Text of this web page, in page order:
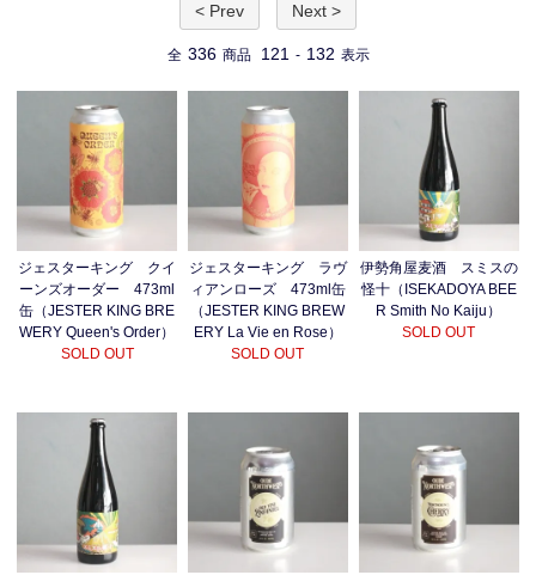
< Prev Next >
全 336 商品 121 - 132 表示
ジェスターキング クイ
ーンズオーダー 473ml
缶（JESTER KING BRE
WERY Queen's Order）
SOLD OUT
ジェスターキング ラヴ
ィアンローズ 473ml缶
（JESTER KING BREW
ERY La Vie en Rose）
SOLD OUT
伊勢角屋麦酒 スミスの
怪十（ISEKADOYA BEE
R Smith No Kaiju）
SOLD OUT